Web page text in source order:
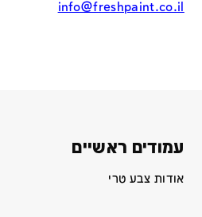
info@freshpaint.co.il
עמודים ראשיים
אודות צבע טרי